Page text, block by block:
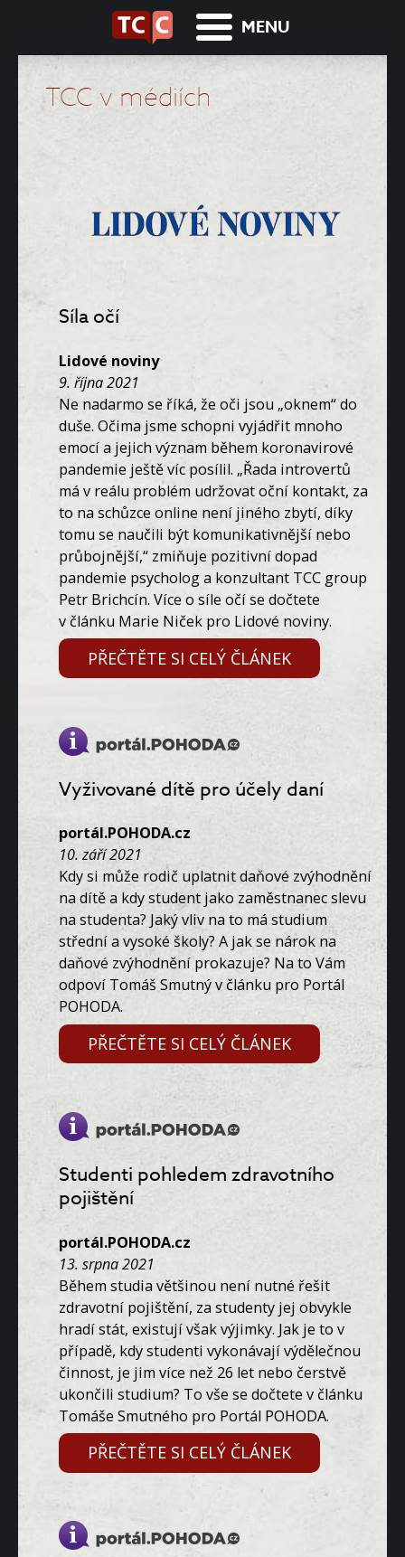
MENU
TCC v médiích
Síla očí
Lidové noviny
9. října 2021
Ne nadarmo se říká, že oči jsou „oknem“ do
duše. Očima jsme schopni vyjádřit mnoho
emocí a jejich význam během koronavirové
pandemie ještě víc posílil. „Řada introvertů
má v reálu problém udržovat oční kontakt, za
to na schůzce online není jiného zbytí, díky
tomu se naučili být komunikativnější nebo
průbojnější,“ zmiňuje pozitivní dopad
pandemie psycholog a konzultant TCC group
Petr Brichcín. Více o síle očí se dočtete
v článku Marie Niček pro Lidové noviny.
PŘEČTĚTE SI CELÝ ČLÁNEK
Vyživované dítě pro účely daní
portál.POHODA.cz
10. září 2021
Kdy si může rodič uplatnit daňové zvýhodnění
na dítě a kdy student jako zaměstnanec slevu
na studenta? Jaký vliv na to má studium
střední a vysoké školy? A jak se nárok na
daňové zvýhodnění prokazuje? Na to Vám
odpoví Tomáš Smutný v článku pro Portál
POHODA.
PŘEČTĚTE SI CELÝ ČLÁNEK
Studenti pohledem zdravotního
pojištění
portál.POHODA.cz
13. srpna 2021
Během studia většinou není nutné řešit
zdravotní pojištění, za studenty jej obvykle
hradí stát, existují však výjimky. Jak je to v
případě, kdy studenti vykonávají výdělečnou
činnost, je jim více než 26 let nebo čerstvě
ukončili studium? To vše se dočtete v článku
Tomáše Smutného pro Portál POHODA.
PŘEČTĚTE SI CELÝ ČLÁNEK